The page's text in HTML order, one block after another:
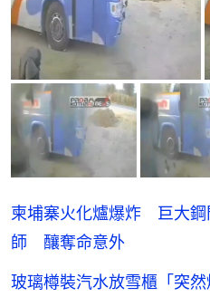
柬埔寨火化爐爆炸 巨大鋼
師 釀奪命意外
玻璃樽裝汽水放雪櫃「突